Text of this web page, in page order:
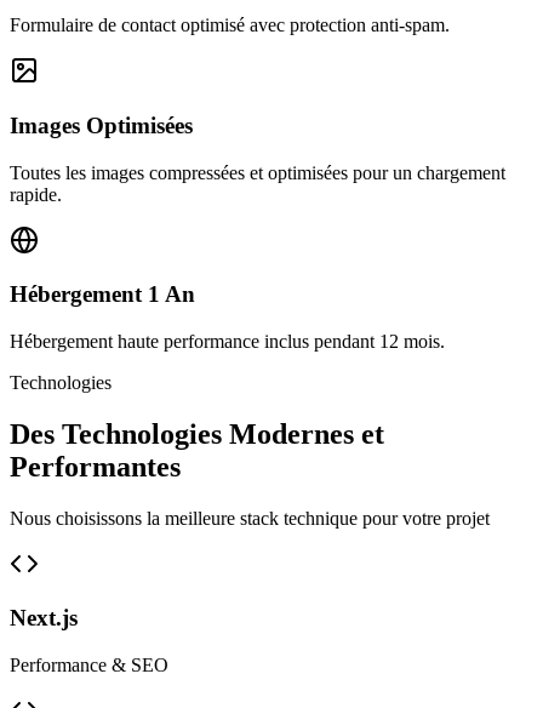
Formulaire de contact optimisé avec protection anti-spam.
Images Optimisées
Toutes les images compressées et optimisées pour un chargement
rapide.
Hébergement 1 An
Hébergement haute performance inclus pendant 12 mois.
Technologies
Des Technologies Modernes et
Performantes
Nous choisissons la meilleure stack technique pour votre projet
Next.js
Performance & SEO